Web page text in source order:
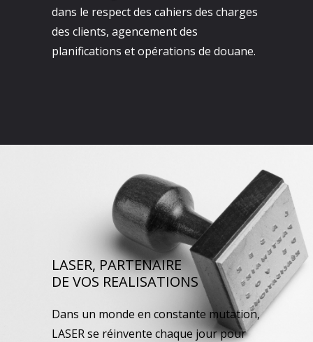
dans le respect des cahiers des charges
des clients, agencement des
planifications et opérations de douane.
LASER, PARTENAIRE
DE VOS REALISATIONS
Dans un monde en constante mutation,
LASER se réinvente chaque jour pour